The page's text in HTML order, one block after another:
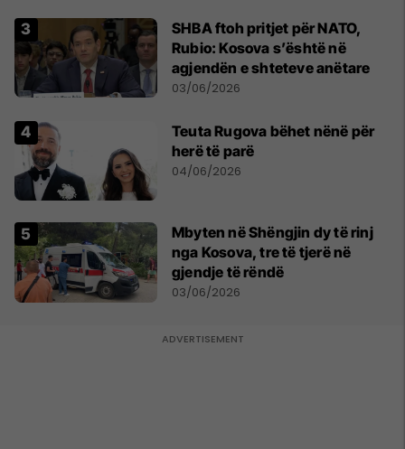
SHBA ftoh pritjet për NATO,
Rubio: Kosova s’është në
agjendën e shteteve anëtare
03/06/2026
Teuta Rugova bëhet nënë për
herë të parë
04/06/2026
Mbyten në Shëngjin dy të rinj
nga Kosova, tre të tjerë në
gjendje të rëndë
03/06/2026